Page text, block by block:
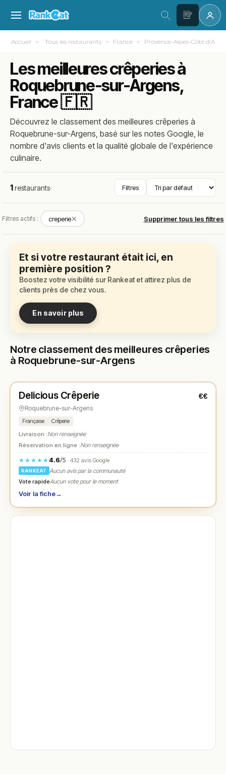
Accueil Tous les restaurants France Provence-Alpes-Côte d'Azur
Les meilleures crêperies à
Roquebrune-sur-Argens,
France 🇫🇷
Découvrez le classement des meilleures crêperies à
Roquebrune-sur-Argens, basé sur les notes Google, le
nombre d'avis clients et la qualité globale de l'expérience
culinaire.
1restaurants· Filtres
Filtres actifs : creperie✕ Supprimer tous les filtres
Et si votre restaurant était ici, en
première position ?
Boostez votre visibilité sur Rankeat et attirez plus de
clients près de chez vous.
En savoir plus
Notre classement des meilleures crêperies
à Roquebrune-sur-Argens
★ N° 1
Delicious Crêperie €€
Roquebrune-sur-Argens
Française Crêperie
Livraison :Non renseignée
Réservation en ligne :Non renseignée
★★★★★4.6/5· 432 avis Google
RANKEAT
Aucun avis par la communauté
Vote rapideAucun vote pour le moment
Voir la fiche→